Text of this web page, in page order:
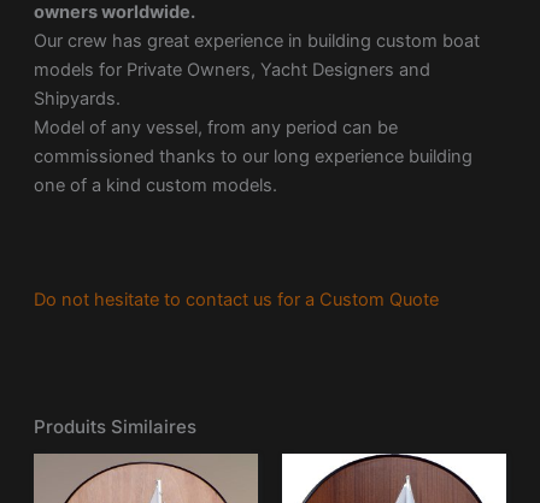
owners worldwide.
Our crew has great experience in building custom boat
models for Private Owners, Yacht Designers and
Shipyards.
Model of any vessel, from any period can be
commissioned thanks to our long experience building
one of a kind custom models.
Do not hesitate to contact us for a Custom Quote
Produits Similaires